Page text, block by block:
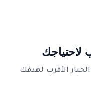
لاحتياجك
الأقرب لهدفك